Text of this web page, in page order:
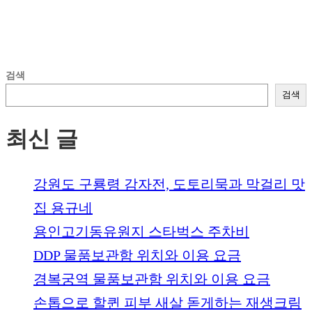
검색
검색
최신 글
강원도 구룡령 감자전, 도토리묵과 막걸리 맛
집 용규네
용인고기동유원지 스타벅스 주차비
DDP 물품보관함 위치와 이용 요금
경복궁역 물품보관함 위치와 이용 요금
손톱으로 할퀸 피부 새살 돋게하는 재생크림